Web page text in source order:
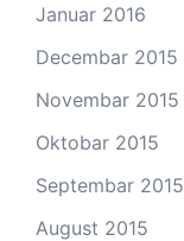
Januar 2016
Decembar 2015
Novembar 2015
Oktobar 2015
Septembar 2015
August 2015